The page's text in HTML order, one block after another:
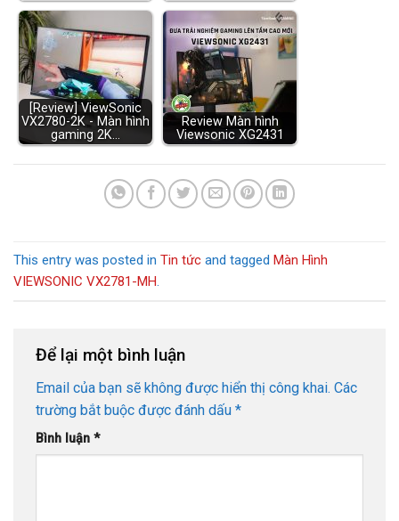
[Review] ViewSonic
VX2780-2K - Màn hình
gaming 2K…
Review Màn hình
Viewsonic XG2431
This entry was posted in Tin tức and tagged Màn Hình
VIEWSONIC VX2781-MH.
Để lại một bình luận
Email của bạn sẽ không được hiển thị công khai. Các
trường bắt buộc được đánh dấu *
Bình luận *